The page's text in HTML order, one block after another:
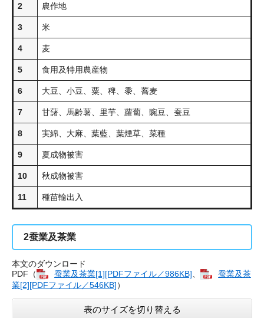
2 農作地
3 米
4 麦
5 食用及特用農産物
6 大豆、小豆、粟、稗、黍、蕎麦
7 甘藷、馬齢薯、里芋、蘿蔔、豌豆、蚕豆
8 実綿、大麻、葉藍、葉煙草、菜種
9 夏成物被害
10 秋成物被害
11 種苗輸出入
2蚕業及茶業
本文のダウンロード
PDF（
蚕業及茶業​[1][PDFファイル／986KB]
蚕業及茶
業​[2][PDFファイル／546KB]）
表のサイズを切り替える